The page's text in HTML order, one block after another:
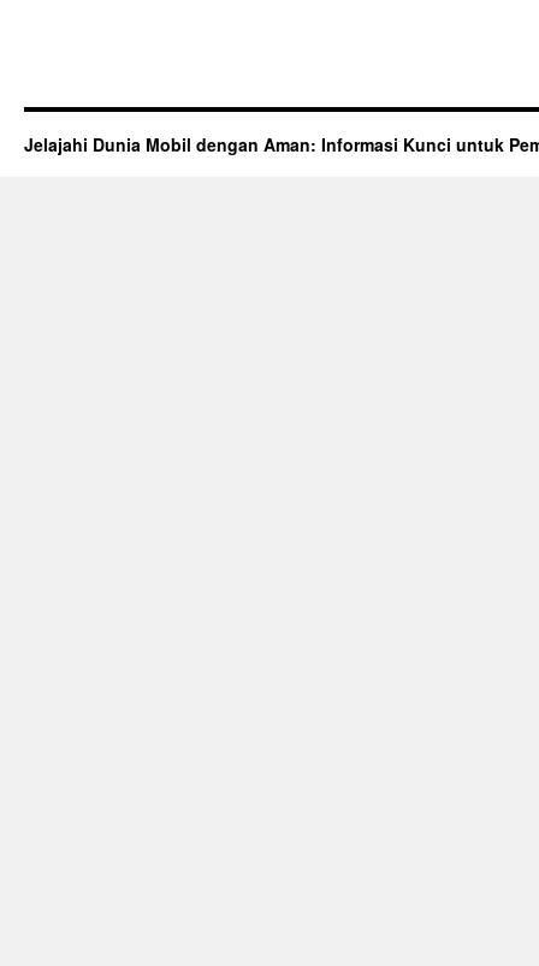
Jelajahi Dunia Mobil dengan Aman: Informasi Kunci untuk